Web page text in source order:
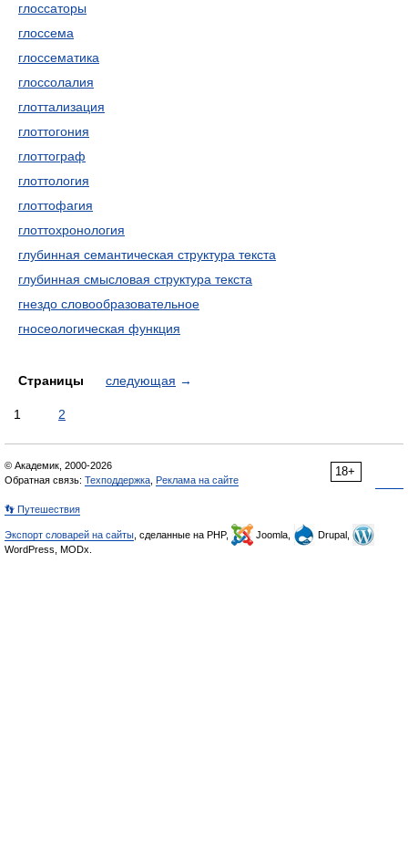
глоссаторы
глоссема
глоссематика
глоссолалия
глоттализация
глоттогония
глоттограф
глоттология
глоттофагия
глоттохронология
глубинная семантическая структура текста
глубинная смысловая структура текста
гнездо словообразовательное
гносеологическая функция
Страницы следующая →
1 2
18+
© Академик, 2000-2026
Обратная связь: Техподдержка Реклама на сайте
👣 Путешествия
Экспорт словарей на сайты , сделанные на PHP, Joomla,
Drupal,
WordPress, MODx.